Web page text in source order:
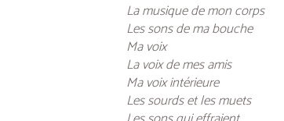
La musique de mon corps
Les sons de ma bouche
Ma voix
La voix de mes amis
Ma voix intérieure
Les sourds et les muets